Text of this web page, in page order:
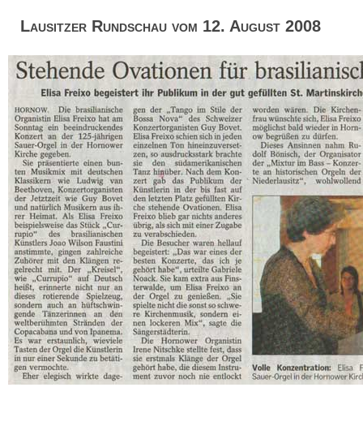
Lausitzer Rundschau vom 12. August 2008